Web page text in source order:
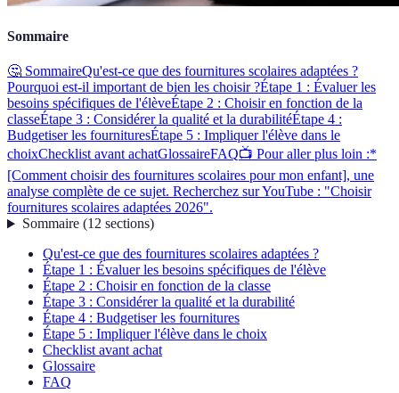
Sommaire
🤔 SommaireQu'est-ce que des fournitures scolaires adaptées ?
Pourquoi est-il important de bien les choisir ?Étape 1 : Évaluer les
besoins spécifiques de l'élèveÉtape 2 : Choisir en fonction de la
classeÉtape 3 : Considérer la qualité et la durabilitéÉtape 4 :
Budgetiser les fournituresÉtape 5 : Impliquer l'élève dans le
choixChecklist avant achatGlossaireFAQ📺 Pour aller plus loin :*
[Comment choisir des fournitures scolaires pour mon enfant], une
analyse complète de ce sujet. Recherchez sur YouTube : "Choisir
fournitures scolaires adaptées 2026".
Sommaire(12 sections)
Qu'est-ce que des fournitures scolaires adaptées ?
Étape 1 : Évaluer les besoins spécifiques de l'élève
Étape 2 : Choisir en fonction de la classe
Étape 3 : Considérer la qualité et la durabilité
Étape 4 : Budgetiser les fournitures
Étape 5 : Impliquer l'élève dans le choix
Checklist avant achat
Glossaire
FAQ